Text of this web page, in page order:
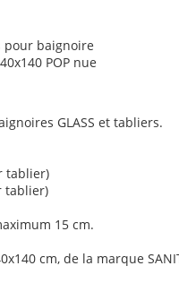
pour baignoire
POP nue
GLASS et tabliers.
tablier)
tablier)
15 cm.
cm, de la marque